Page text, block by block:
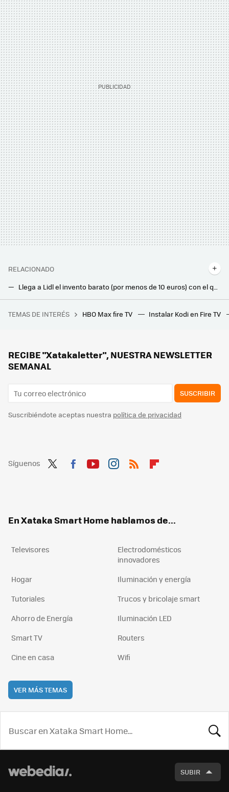
RELACIONADO
Lidl tiene el dispositivo fácil de instalar (y que cuesta menos de 8 euros) con el que podrás añadir un plus de seguridad a tu hogar
Las 18 mejores series españolas que puedes ver en Netflix en 2026
TEMAS DE INTERÉS HBO Max fire TV Instalar Kodi en Fire TV
RECIBE "Xatakaletter", NUESTRA NEWSLETTER
SEMANAL
SUSCRIBIR
Suscribiéndote aceptas nuestra política de privacidad
Síguenos
En Xataka Smart Home hablamos de...
Televisores
Electrodomésticos
innovadores
Hogar
Iluminación y energía
Tutoriales
Trucos y bricolaje smart
Ahorro de Energía
Iluminación LED
Smart TV
Routers
Cine en casa
Wifi
VER MÁS TEMAS
SUBIR